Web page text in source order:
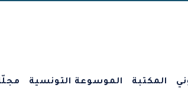
المكتبة الموسوعة التونسية